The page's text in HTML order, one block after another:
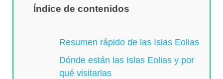
Índice de contenidos
Resumen rápido de las Islas Eolias
Dónde están las Islas Eolias y por
qué visitarlas